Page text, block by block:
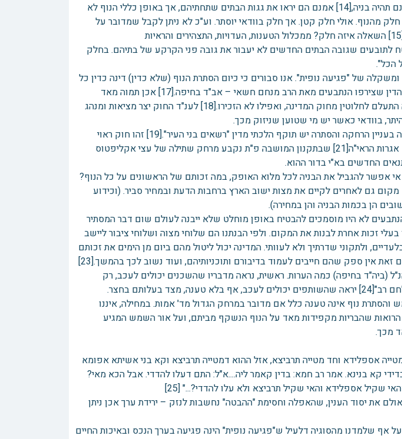
לא. התשובה שניתנה להם היתה: אמנם תהיה בניה,[14] אמנם הם יראו את גגות הבתים שתחתיהם, אך באופן כללי הנוף לא
מהנוף. אולי חלק קטן. אך חלק בוודאי יוסתר. וע"כ לא ניתן לקבל שמדובר על
התחייבות ששום חלק מהנוף לא יוסתר.[15] השאלה איזה חלק? ממכלול הטענות, העדויות, התצהירים והראיות
כי הובטח לתובעים שגובה הבתים החדשים לא יעבור את גובה פני הקרקע של בתיהם. בחלק
הכל".
של "פגיעה נופית". אנו סבורים כי כיום הסתרת הנוף (שלא כדין) דינה כדין כל
נזק אחר. בהקשר זה, נתייחס גם לפסק הדין שצירפו הנתבעים מאת הרב מנחם חשאי – אב"ד בחיפה.[17] אכן תמוה מאד
בעינינו כיצד ביה"ד הרבני האזורי בחיפה התעלם לחלוטין מחוק המדינה, ואפילו לא הזכירו.[18] לענ"ד החוק יצר מציאות ומנהג
בוודאי כאשר יש מי שטוען שניזוק מכך.
לג. יתר על כן, אין ספק שלחוק המדינה בעניין הרחקה והסתרה יש תוקף הלכתי מדין "רשאים בני העיר".[19] זהו חוק ראוי
וצודק גם מדינא דמלכותא[20]. וראו גם אגרות הראי"ה[21] שבתקנון המושבה פ"ת נקבע מרחק שתילה של עצי אקליפטוס
החדשים בא"י בדור ההוא.
אפשר להגביל את הבניה לכל מלוא האופק, במה זכותם של הראשונים על כל הנוף?
לבדכם בקרב הארץ?"[22] יש מקום גם לאחרים לקיים את מצות ישוב הארץ ברחבות הדעת ובמחיר סביר. (וכידוע
הן בכמות הבניה והן במחירה).
לא היו מוסמכים להבטיח באופן מוחלט שלא ייבנה לעולם שום דבר המסתיר
זכות אחרת לבנות את המקום. ולפי הבנתנו הם שלוחי מצוה ושלוחי ציבור ליישב
ולתקוני שדרתיך ולא לעוותי. המדינה יכול ליטול מהם ביום מן הימים את זכותם
אין ספק שהם חייבים לעמוד בדיבורם ותוכניותיהם, ועוד נשוב לכך בהמשך.[23]
בחיפה) כמה הערות. ראשית, נראה מדבריו שהשכנים יכולים לעכב, רק
בעלותם בחצר.
נוף אינה טענה כלל אם מדובר במרחק הגדול מד' אמות. במחילה, איננו
הרואות שהבריות מקפידות מאד על הנוף הנשקף מביתם, ועל אור השמש המגיע
מכך.
אספלידא וחד מטייה תרביצא, אזל ההוא דמטייה תרביצא וקא בני אשיתא אפומא
קא בנינא. אמר רב חמא: בדין קאמר ליה....א"ל: התם דעלו להדדי. אבל הכא מאי?
שקיל אספלידא והאי שקיל תרביצא ולא עלו להדדי?..." [25]
את יסוד הענין, שהאפלה וחסימת "ההבטה" נחשבות לנזק – ירידת ערך אכן ניתן
שלמדנו מהסוגיה דלעיל ש"פגיעה נופית" הינה פגיעה בערך הנכס ובאיכות החיים